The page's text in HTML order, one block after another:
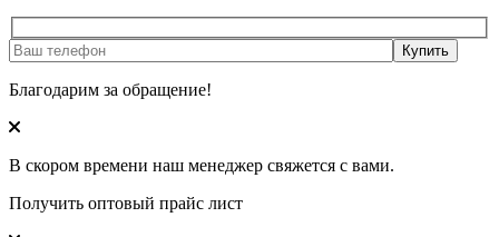
Благодарим за обращение!
В скором времени наш менеджер свяжется с вами.
Получить оптовый прайс лист